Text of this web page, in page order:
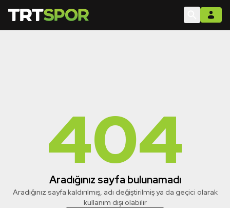
404
Aradığınız sayfa bulunamadı
Aradığınız sayfa kaldırılmış, adı değiştirilmiş ya da geçici olarak
kullanım dışı olabilir